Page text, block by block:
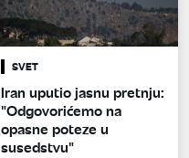
SVET
Iran uputio jasnu pretnju:
"Odgovorićemo na
opasne poteze u
susedstvu"